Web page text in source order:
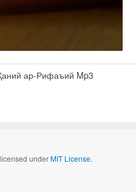
ар-Рифаъий Mp3
underMIT License.